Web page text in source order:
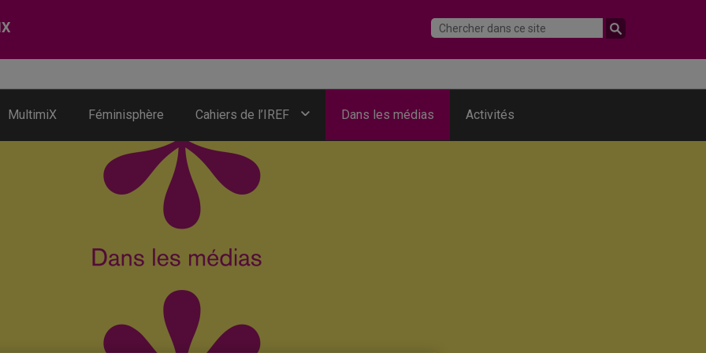
MultimiX Féminisphère Cahiers de l’IREF Dans les médias Activités